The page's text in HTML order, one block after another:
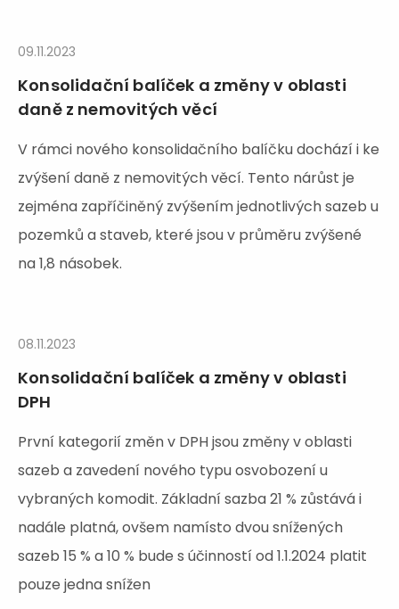
09.11.2023
Konsolidační balíček a změny v oblasti
daně z nemovitých věcí
V rámci nového konsolidačního balíčku dochází i ke
zvýšení daně z nemovitých věcí. Tento nárůst je
zejména zapříčiněný zvýšením jednotlivých sazeb u
pozemků a staveb, které jsou v průměru zvýšené
na 1,8 násobek.
08.11.2023
Konsolidační balíček a změny v oblasti
DPH
První kategorií změn v DPH jsou změny v oblasti
sazeb a zavedení nového typu osvobození u
vybraných komodit. Základní sazba 21 % zůstává i
nadále platná, ovšem namísto dvou snížených
sazeb 15 % a 10 % bude s účinností od 1.1.2024 platit
pouze jedna snížen